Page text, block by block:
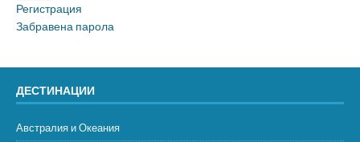
Регистрация
Забравена парола
ДЕСТИНАЦИИ
Австралия и Океания